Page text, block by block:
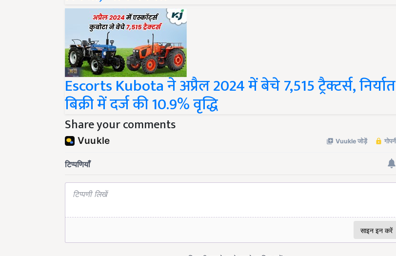
Escorts Kubota ने अप्रैल 2024 में बेचे 7,515 ट्रैक्टर्स, निर्यात
बिक्री में दर्ज की 10.9% वृद्धि
Share your comments